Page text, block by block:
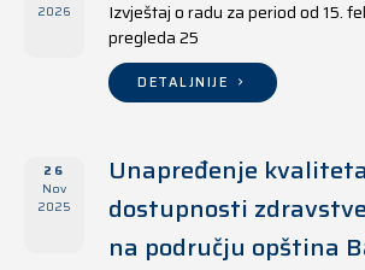
2026
Izvještaj o radu za period od 15.
pregleda 25
DETALJNIJE
26
Nov
2025
Unapređenje
dostupnosti
na području opština